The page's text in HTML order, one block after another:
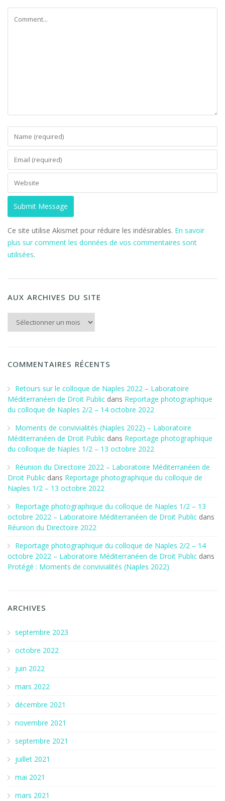
Ce site utilise Akismet pour réduire les indésirables. En savoir
plus sur comment les données de vos commentaires sont
utilisées.
AUX ARCHIVES DU SITE
COMMENTAIRES RÉCENTS
Retours sur le colloque de Naples 2022 – Laboratoire
Méditerranéen de Droit Public dans Reportage photographique
du colloque de Naples 2/2 – 14 octobre 2022
Moments de convivialités (Naples 2022) – Laboratoire
Méditerranéen de Droit Public dans Reportage photographique
du colloque de Naples 1/2 – 13 octobre 2022
Réunion du Directoire 2022 – Laboratoire Méditerranéen de
Droit Public dans Reportage photographique du colloque de
Naples 1/2 – 13 octobre 2022
Reportage photographique du colloque de Naples 1/2 – 13
octobre 2022 – Laboratoire Méditerranéen de Droit Public dans
Réunion du Directoire 2022
Reportage photographique du colloque de Naples 2/2 – 14
octobre 2022 – Laboratoire Méditerranéen de Droit Public dans
Protégé : Moments de convivialités (Naples 2022)
ARCHIVES
septembre 2023
octobre 2022
juin 2022
mars 2022
décembre 2021
novembre 2021
septembre 2021
juillet 2021
mai 2021
mars 2021